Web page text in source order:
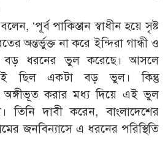
‘পূর্ব পাকিস্তান স্বাধীন হয়ে সৃষ্ট
অন্তর্ভুক্ত না করে ইন্দিরা গান্ধী ও
বড় ধরনের ভুল করেছে। আসলে
ছিল একটা বড় ভুল। কিন্তু
অঙ্গীভূত করার মধ্য দিয়ে এই ভুল
তিনি দাবী করেন, বাংলাদেশের
জনবিন্যাসে এ ধরনের পরিস্থিতি